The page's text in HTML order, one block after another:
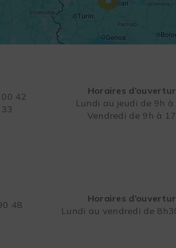
42
Horaires
Lundi au jeudi de 9h à
Vendredi de 9h à
48
Horaires
Lundi au vendredi de